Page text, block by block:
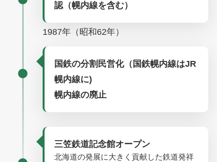
認（幌内線を含む）
1987年（昭和62年）
国鉄の分割民営化（国鉄幌内線はJR
幌内線に)
幌内線の廃止
三笠鉄道記念館オープン
北海道の発展に大きく貢献した鉄道発祥